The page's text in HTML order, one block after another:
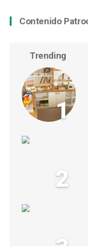
Contenido
Trending
1
2